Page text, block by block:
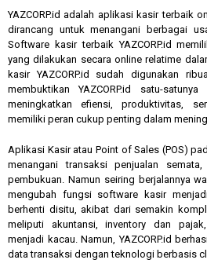
YAZCORP.id adalah aplikasi kasir terbaik
dirancang untuk menangani berbagai
Software kasir terbaik YAZCORP.id
yang dilakukan secara online relatime
kasir YAZCORP.id sudah digunakan
membuktikan YAZCORP.id satu-
meningkatkan efiensi, produktivitas,
memiliki peran cukup penting dalam
Aplikasi Kasir atau Point of Sales (POS)
menangani transaksi penjualan
pembukuan. Namun seiring berjalannya
mengubah fungsi software kasir
berhenti disitu, akibat dari semakin
meliputi akuntansi, inventory dan
menjadi kacau. Namun, YAZCORP.id
data transaksi dengan teknologi berbasis